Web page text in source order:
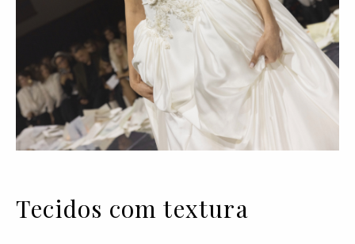
Tecidos com textura